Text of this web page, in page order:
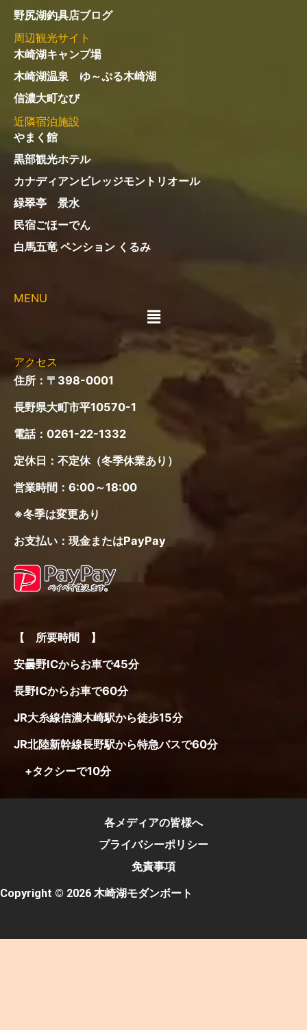
野尻湖釣具店ブログ
周辺観光サイト
木崎湖キャンプ場
木崎湖温泉 ゆ～ぷる木崎湖
信濃大町なび
近隣宿泊施設
やまく館
黒部観光ホテル
カナディアンビレッジモントリオール
緑翠亭 景水
民宿ごほーでん
白馬五竜 ペンション くるみ
MENU
メ
ニ
ー
アクセス
住所：〒398-0001
長野県大町市平10570-1
電話： 0261-22-1332
定休日：不定休（冬季休業あり）
営業時間：6:00～18:00
※冬季は変更あり
お支払い：現金またはPayPay
【 所要時間 】
安曇野ICからお車で45分
長野ICからお車で60分
JR大糸線信濃木崎駅から徒歩15分
JR北陸新幹線長野駅から特急バスで60分
+タクシーで10分
各メディアの皆様へ
プライバシーポリシー
免責事項
Copyright © 2026 木崎湖モダンボート